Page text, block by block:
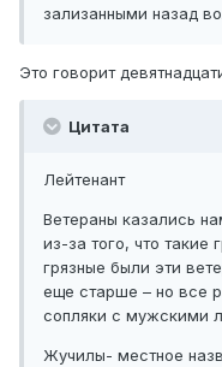
зализанными назад
Это говорит
Цитата
Лейтенант
Ветераны казались
из-за того, что такие
грязные были эти
еще старше – но все
сопляки с мужскими
Жучилы- местное